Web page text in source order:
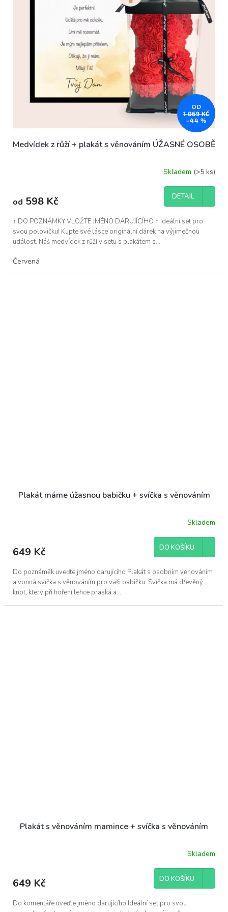
OD
1 069 KČ
–44 %
Medvídek z růží + plakát s věnováním ÚŽASNÉ OSOBĚ
Skladem (>5 ks)
od 598 Kč DETAIL
↑ DO POZNÁMKY VLOŽTE JMÉNO DARUJÍCÍHO ↑ Ideální set pro
svou polovičku! Kupte své lásce originální dárek na výjimečnou
událost. Náš medvídek z růží v setu s plakátem s...
Červená
Plakát máme úžasnou babičku + svíčka s věnováním
Skladem
649 Kč DO KOŠÍKU
Do poznáměk uveďte jméno darujícího Plakát s osobním věnováním
a vonná svíčka s věnováním pro vaši babičku. Svíčka má dřevěný
knot, který při hoření lehce praská a...
Plakát s věnováním mamince + svíčka s věnováním
je
z
Skladem
649 Kč DO KOŠÍKU
Do komentáře uveďte jméno darujícího Ideální set pro svou